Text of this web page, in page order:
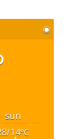
◉
sun
14°C